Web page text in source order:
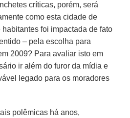
críticas, porém, será
como esta cidade de
foi impactada de fato
– pela escolha para
2009? Para avaliar isto em
ir além do furor da mídia e
legado para os moradores
polêmicas há anos,